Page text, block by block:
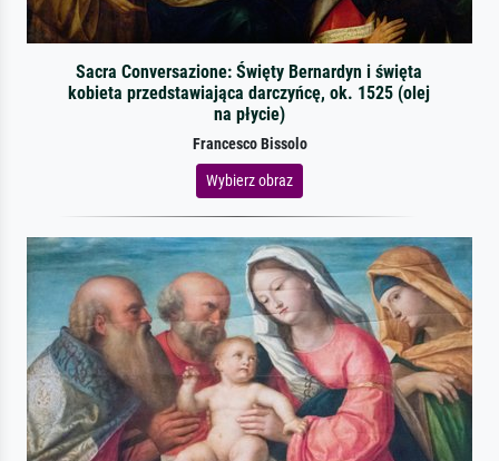
Sacra Conversazione: Święty Bernardyn i święta
kobieta przedstawiająca darczyńcę, ok. 1525 (olej
na płycie)
Francesco Bissolo
Wybierz obraz